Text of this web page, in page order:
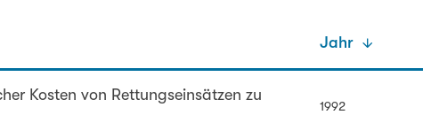
Jahr
Kosten von Rettungseinsätzen zu
1992